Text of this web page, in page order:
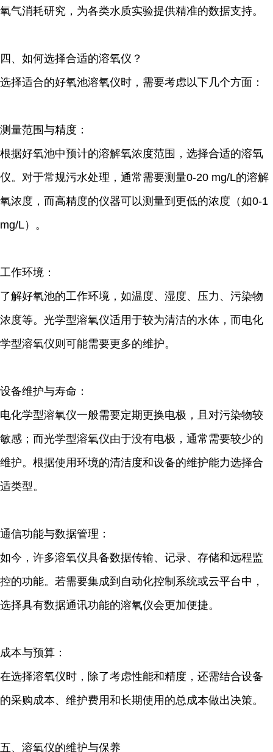
氧气消耗研究，为各类水质实验提供精准的数据支持。
四、如何选择合适的溶氧仪？
选择适合的好氧池溶氧仪时，需要考虑以下几个方面：
测量范围与精度：
根据好氧池中预计的溶解氧浓度范围，选择合适的溶氧
仪。对于常规污水处理，通常需要测量0-20 mg/L的溶解
氧浓度，而高精度的仪器可以测量到更低的浓度（如0-1
mg/L）。
工作环境：
了解好氧池的工作环境，如温度、湿度、压力、污染物
浓度等。光学型溶氧仪适用于较为清洁的水体，而电化
学型溶氧仪则可能需要更多的维护。
设备维护与寿命：
电化学型溶氧仪一般需要定期更换电极，且对污染物较
敏感；而光学型溶氧仪由于没有电极，通常需要较少的
维护。根据使用环境的清洁度和设备的维护能力选择合
适类型。
通信功能与数据管理：
如今，许多溶氧仪具备数据传输、记录、存储和远程监
控的功能。若需要集成到自动化控制系统或云平台中，
选择具有数据通讯功能的溶氧仪会更加便捷。
成本与预算：
在选择溶氧仪时，除了考虑性能和精度，还需结合设备
的采购成本、维护费用和长期使用的总成本做出决策。
五、溶氧仪的维护与保养